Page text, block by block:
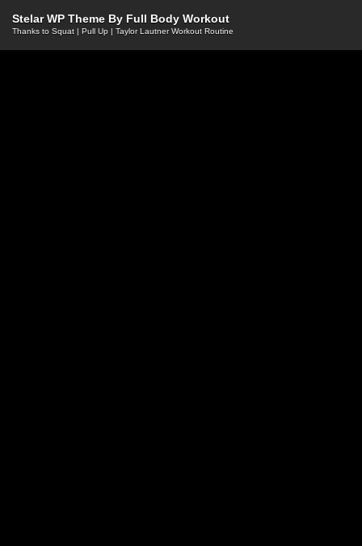
Stelar WP Theme By Full Body Workout
Thanks to Squat | Pull Up | Taylor Lautner Workout Routine